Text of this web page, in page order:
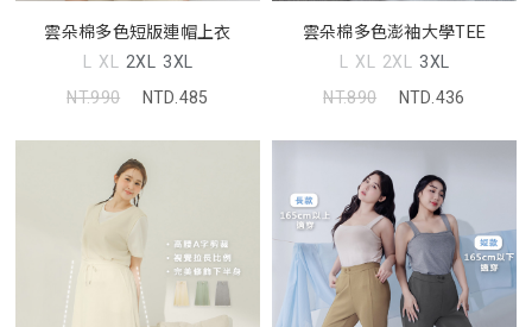
雲朵棉多色短版連帽上衣
L XL 2XL 3XL
NT.990
NTD.485
雲朵棉多色澎袖大學TEE
L XL 2XL 3XL
NT.890
NTD.436